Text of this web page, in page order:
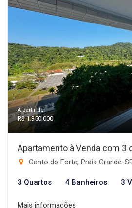
A partir de:
R$ 1.350.000
Apartamento à Venda com 3
Canto do Forte, Praia Grande-
3 Quartos 4 Banheiros 3
Mais informações